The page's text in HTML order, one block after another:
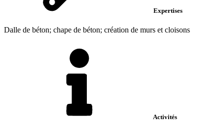
Expertises
Dalle de béton; chape de béton; création de murs et cloisons
Activités